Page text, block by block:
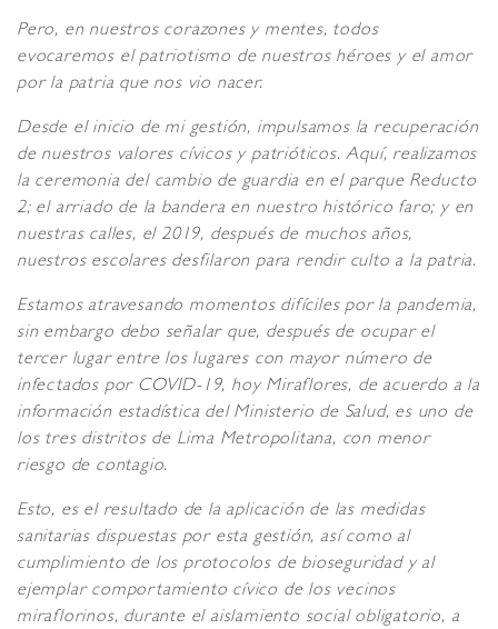
Pero, en nuestros corazones y mentes, todos
evocaremos el patriotismo de nuestros héroes y el amor
por la patria que nos vio nacer.
Desde el inicio de mi gestión, impulsamos la recuperación
de nuestros valores cívicos y patrióticos. Aquí, realizamos
la ceremonia del cambio de guardia en el parque Reducto
2; el arriado de la bandera en nuestro histórico faro; y en
nuestras calles, el 2019, después de muchos años,
nuestros escolares desfilaron para rendir culto a la patria.
Estamos atravesando momentos difíciles por la pandemia,
sin embargo debo señalar que, después de ocupar el
tercer lugar entre los lugares con mayor número de
infectados por COVID-19, hoy Miraflores, de acuerdo a la
información estadística del Ministerio de Salud, es uno de
los tres distritos de Lima Metropolitana, con menor
riesgo de contagio.
Esto, es el resultado de la aplicación de las medidas
sanitarias dispuestas por esta gestión, así como al
cumplimiento de los protocolos de bioseguridad y al
ejemplar comportamiento cívico de los vecinos
miraflorinos, durante el aislamiento social obligatorio, a